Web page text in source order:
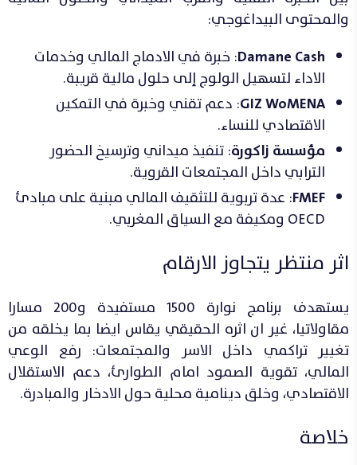
والمحتوى البيداغوجي:
Damane Cash: خبرة في الادماج المالي وخدمات
الاداء لتسهيل الولوج إلى حلول مالية قريبة.
GIZ WoMENA: دعم تقني وخبرة في التمكين
الاقتصادي للنساء.
مؤسسة زاكورة: تنفيذ ميداني وترسيخ الحضور
الترابي داخل المجتمعات القروية.
FMEF: عدة تربوية للتثقيف المالي مبنية على مبادئ
OECD ومكيفة مع السياق المغربي.
اثر منتظر يتجاوز الارقام
يستهدف برنامج نوارة 1500 مستفيدة و200 مسارا
مقاولاتيا، غير ان اثره الحقيقي يقاس ايضا بما يخلقه من
تغيير تراكمي داخل الاسر والمجتمعات: رفع الوعي
المالي، تقوية الصمود امام الطوارئ، دعم الاستقلال
الاقتصادي، وخلق دينامية محلية حول الادخار والمبادرة.
خلاصة